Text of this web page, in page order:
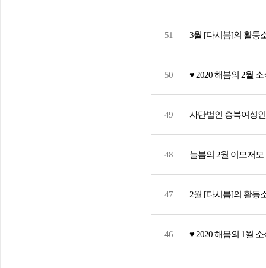
51 3월 [다시봄]의 활동
50 ♥ 2020 해봄의 2월
49 사단법인 충북여성
48 늘봄의 2월 이모저모
47 2월 [다시봄]의 활
46 ♥ 2020 해봄의 1월